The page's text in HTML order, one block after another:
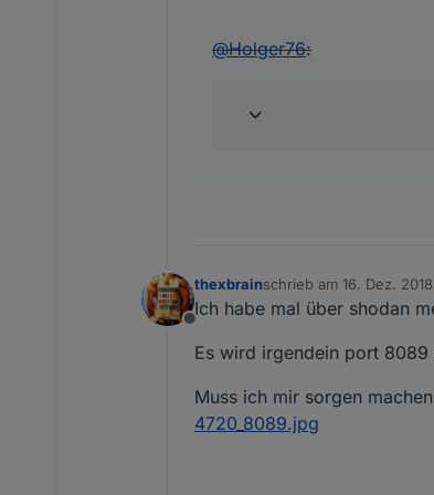
@Holger76:
Offline
thexbrainschrieb am 16. Dez.
zuletzt editiert von
Ich habe mal über shodan
Es wird irgendein port
Muss ich mir sorgen
4720_8089.jpg